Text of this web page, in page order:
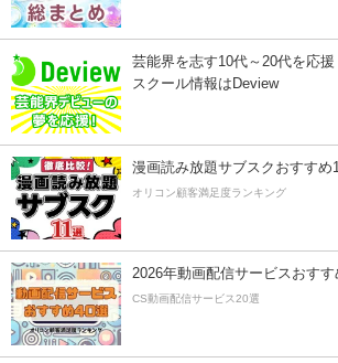
芸能界を志す10代～20代を応援
スクール情報はDeview
漫画読み放題サブスクおすすめ
オリコン顧客満足度ランキング
2026年動画配信サービスおすす
CS動画配信サービス20選